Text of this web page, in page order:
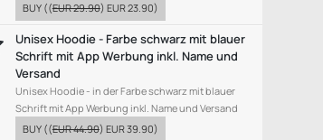
BUY ((EUR 29.90) EUR 23.90)
Unisex Hoodie - Farbe schwarz mit blauer
Schrift mit App Werbung inkl. Name und
Versand
Unisex Hoodie - in der Farbe schwarz mit blauer
Schrift mit App Werbung inkl. Name und Versand
BUY ((EUR 44.90) EUR 39.90)